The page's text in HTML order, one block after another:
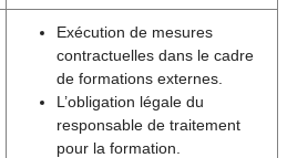
Exécution de mesures
contractuelles dans le cadre
de formations externes.
L’obligation légale du
responsable de traitement
pour la formation.